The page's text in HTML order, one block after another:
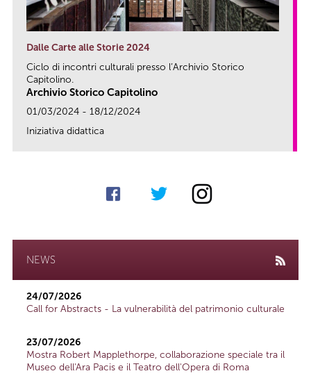
Dalle Carte alle Storie 2024
Ciclo di incontri culturali presso l’Archivio Storico
Capitolino.
Archivio Storico Capitolino
01/03/2024 - 18/12/2024
Iniziativa didattica
NEWS
24/07/2026
Call for Abstracts - La vulnerabilità del patrimonio culturale
23/07/2026
Mostra Robert Mapplethorpe, collaborazione speciale tra il
Museo dell'Ara Pacis e il Teatro dell'Opera di Roma